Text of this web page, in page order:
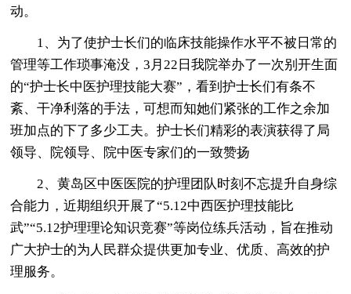
动。
1、为了使护士长们的临床技能操作水平不被日常的
管理等工作琐事淹没，3月22日我院举办了一次别开生面
的“护士长中医护理技能大赛”，看到护士长们有条不
紊、干净利落的手法，可想而知她们紧张的工作之余加
班加点的下了多少工夫。护士长们精彩的表演获得了局
领导、院领导、院中医专家们的一致赞扬
2、黄岛区中医医院的护理团队时刻不忘提升自身综
合能力，近期组织开展了“5.12中西医护理技能比
武”“5.12护理理论知识竞赛”等岗位练兵活动，旨在推动
广大护士的为人民群众提供更加专业、优质、高效的护
理服务。